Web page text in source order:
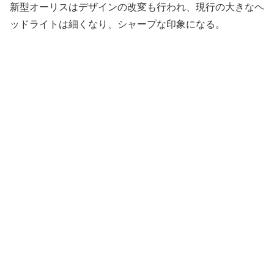
新型オーリスはデザインの改変も行われ、現行の大きなヘ
ッドライトは細くなり、シャープな印象になる。